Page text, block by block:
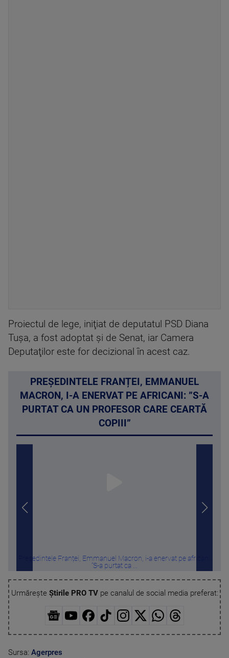
Proiectul de lege, iniţiat de deputatul PSD Diana
Tuşa, a fost adoptat şi de Senat, iar Camera
Deputaţilor este for decizional în acest caz.
PREȘEDINTELE FRANȚEI, EMMANUEL
MACRON, I-A ENERVAT PE AFRICANI: ”S-A
PURTAT CA UN PROFESOR CARE CEARTĂ
COPIII”
Președintele Franței, Emmanuel Macron, i-a enervat pe africani:
”S-a purtat ca ...
Urmărește Știrile PRO TVpe canalul de social media preferat:
Sursa: Agerpres